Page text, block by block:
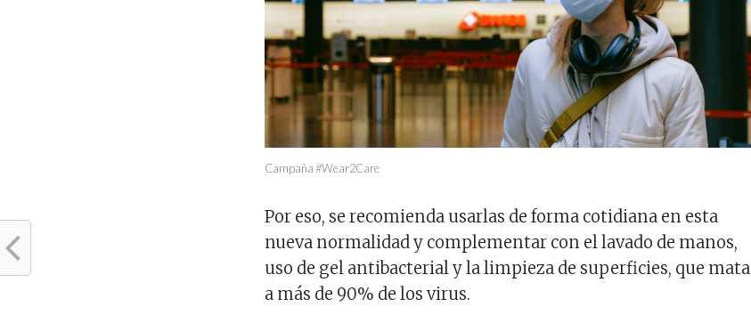
Campaña #Wear2Care
Por eso, se recomienda usarlas de forma cotidiana en esta
nueva normalidad y complementar con el lavado de manos,
uso de gel antibacterial y la limpieza de superficies, que mata
a más de 90% de los virus.